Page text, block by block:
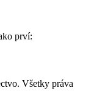
prví:
Všetky práva